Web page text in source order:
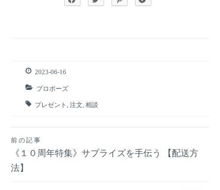
2023-06-16
プロポーズ
プレゼント ,注文 ,相談
投
稿
前の記事
《１０周年特集》サプライズを手伝う 【配送方
法】